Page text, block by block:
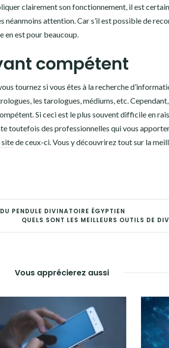
clairement son fonctionnement, il est
néanmoins attention. Car s’il est possible de
en est pour beaucoup.
compétent
tournez si vous êtes à la recherche
les tarologues, médiums, etc.
Si ceci est le plus souvent difficile en
toutefois des professionnelles qui vous
sitede ceux-ci. Vous y découvrirez tout sur la
PENDULE DIVINATOIRE ÉGYPTIEN
QUELS SONT LES MEILLEURS OUTILS DE
Vous apprécierez aussi